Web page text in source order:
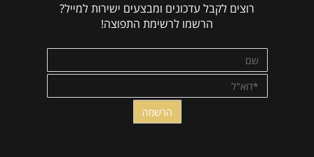
רוצים לקבל עדכונים ומבצעים ישירות למייל?
הרשמו לרשימת התפוצה!